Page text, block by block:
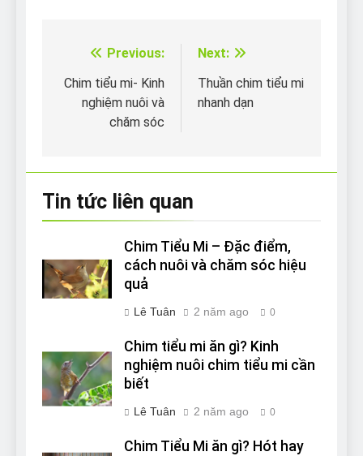
Điều
hướng
Previous:
Chim tiểu mi- Kinh
nghiệm nuôi và
chăm sóc
Next:
Thuần chim tiểu mi
nhanh dạn
Tin tức liên quan
Chim Tiểu Mi – Đặc điểm,
cách nuôi và chăm sóc hiệu
quả
Lê Tuân 2 năm ago 0
Chim tiểu mi ăn gì? Kinh
nghiệm nuôi chim tiểu mi cần
biết
Lê Tuân 2 năm ago 0
Chim Tiểu Mi ăn gì? Hót hay